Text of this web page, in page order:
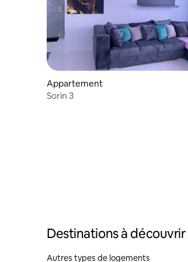
Appartement
Sorin 3
Destinations à découvrir
Autres types de logements